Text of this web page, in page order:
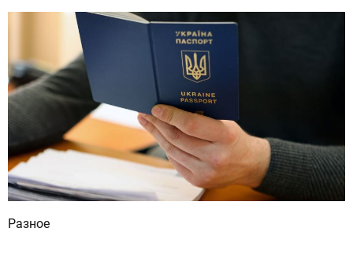
Разное